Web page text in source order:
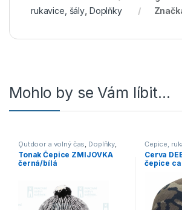
rukavice, šály Doplňky
Mohlo by se Vám líbit…
Outdoor a volný čas Doplňky
Čepice, rukavice, šály , Výprodej
Tonak Čepice ZMIJOVKA
černá/bílá
Čepice,
Outdoor a
Cerva
čepice